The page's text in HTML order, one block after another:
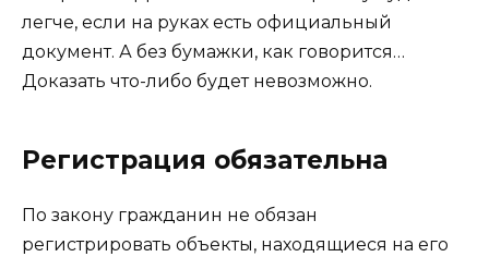
легче, если на руках есть официальный
документ. А без бумажки, как говорится…
Доказать что-либо будет невозможно.
Регистрация обязательна
По закону гражданин не обязан
регистрировать объекты, находящиеся на его